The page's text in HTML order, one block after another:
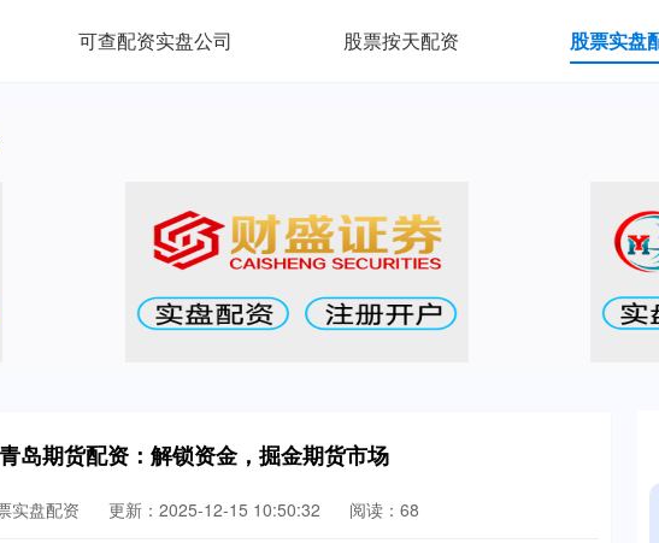
可查配资实盘公司 股票按天配资 股票实盘
岛期货配资：解锁资金，掘金期货市场
实盘配资 更新：2025-12-15 10:50:32 阅读：68